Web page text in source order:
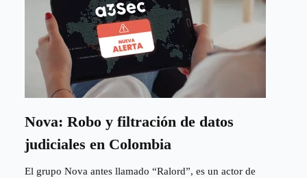
Nova: Robo y filtración de datos
judiciales en Colombia
El grupo Nova antes llamado “Ralord”, es un actor de